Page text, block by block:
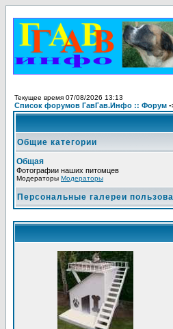
Текущее время 07/08/2026 13:13
Список форумов ГавГав.Инфо :: Форум -
Общие категории
Общая
Фотографии наших питомцев
Модераторы Модераторы
Персональные галереи